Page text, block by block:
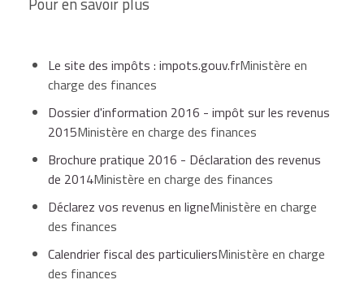
Le site des impôts : impots.gouv.frMinistère en
charge des finances
Dossier d'information 2016 - impôt sur les revenus
2015Ministère en charge des finances
Brochure pratique 2016 - Déclaration des revenus
de 2014Ministère en charge des finances
Déclarez vos revenus en ligneMinistère en charge
des finances
Calendrier fiscal des particuliersMinistère en charge
des finances